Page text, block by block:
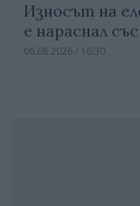
Износът на
е нараснал
06.08.2026 / 16:30